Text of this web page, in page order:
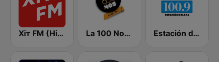
Хіт FM (Hit FM) - Top La 100 Nogoyá Estación del Sol 100.9 FM